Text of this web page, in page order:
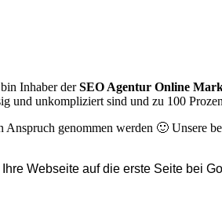
Inhaber derSEO Agentur Online
und unkompliziert sind und zu 100
genommen werden 🙂 Unsere
Webseite auf die erste Seite bei